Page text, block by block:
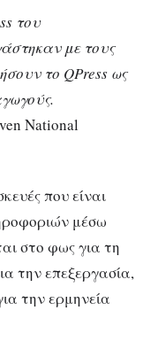
του
με τους
το QPress ως
National
που είναι
μέσω
στο φως για τη
την επεξεργασία,
την ερμηνεία